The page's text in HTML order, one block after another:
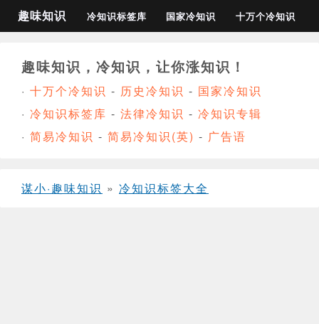
趣味知识 冷知识标签库 国家冷知识 十万个冷知识
趣味知识，冷知识，让你涨知识！
· 十万个冷知识 - 历史冷知识 - 国家冷知识
· 冷知识标签库 - 法律冷知识 - 冷知识专辑
· 简易冷知识 - 简易冷知识(英) - 广告语
谋小·趣味知识 » 冷知识标签大全